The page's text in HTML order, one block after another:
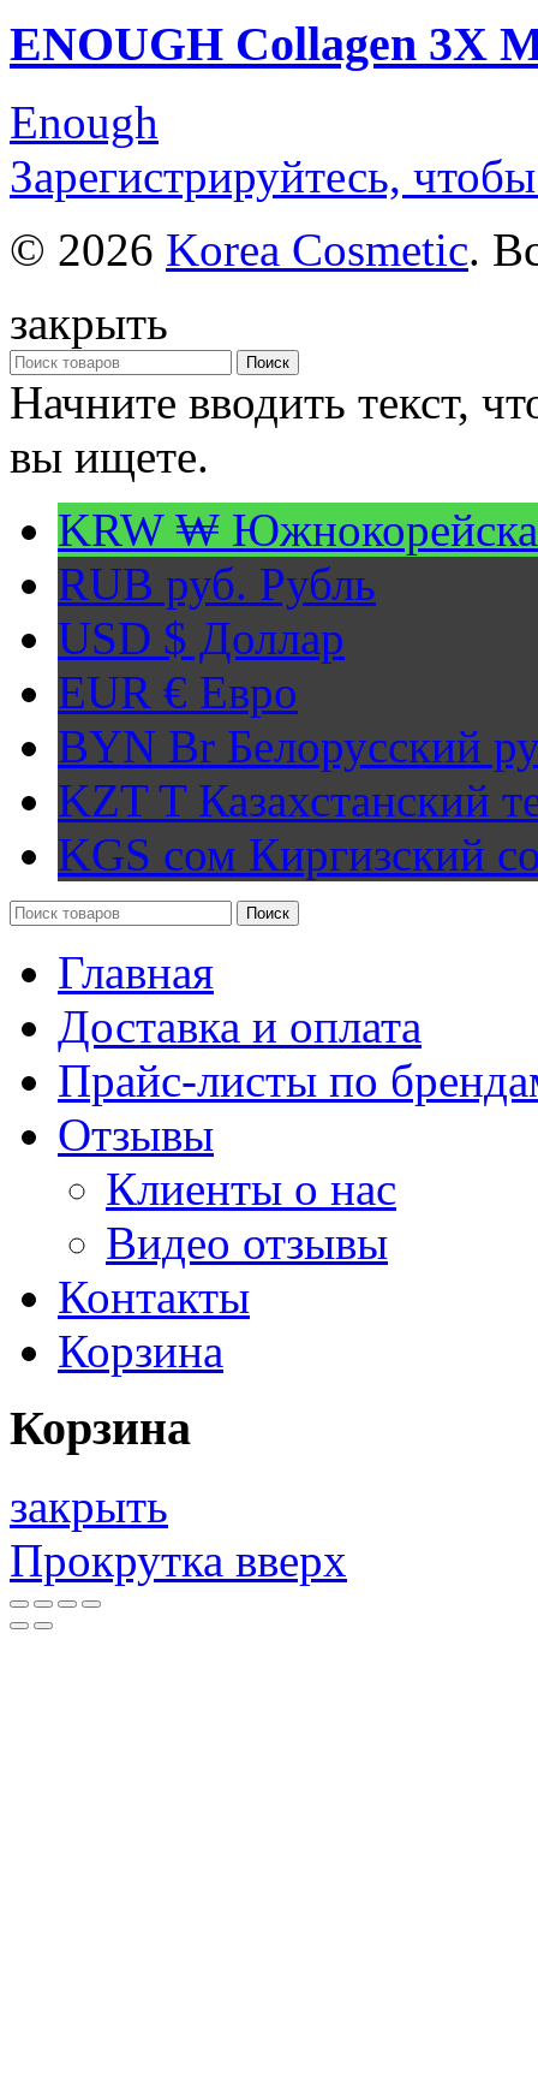
ENOUGH Collagen 3X
Enough
Зарегистрируйтесь,
© 2026 Korea Cosmetic.
закрыть
Поиск
Начните вводить текст,
вы ищете.
KRW ₩
RUB руб. Рубль
USD $ Доллар
EUR € Евро
BYN Br Белорусский
KZT TКазахстанский
KGS сом Киргизский
Поиск
Главная
Доставка и оплата
Прайс-листы по
Отзывы
Клиенты о нас
Видео отзывы
Контакты
Корзина
Корзина
закрыть
Прокрутка вверх